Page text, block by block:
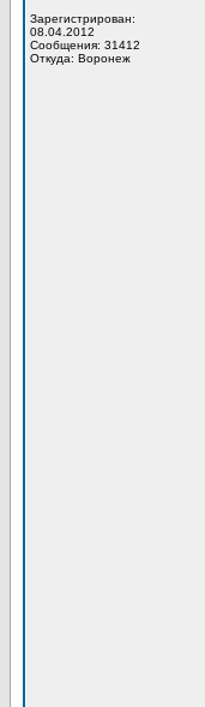
Зарегистрирован:
08.04.2012
Сообщения: 31412
Откуда: Воронеж